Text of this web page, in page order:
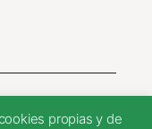
propias y de